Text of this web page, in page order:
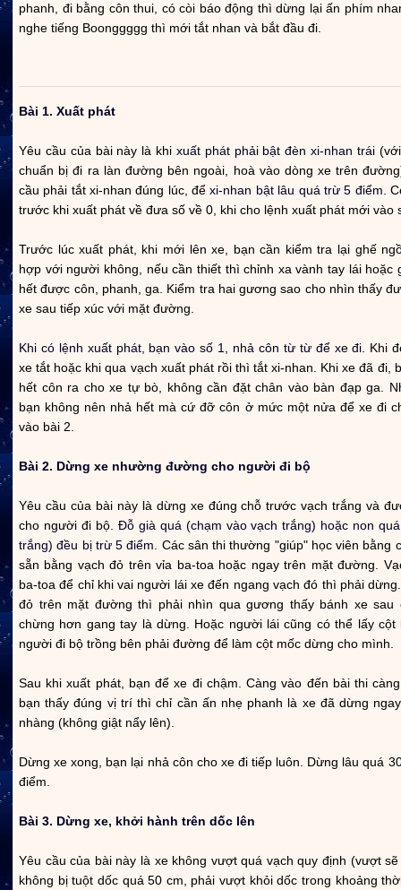
phanh, đi bằng côn thui, có còi báo động thì dừng lại ấn phím
nghe tiếng Boonggggg thì mới tắt nhan và bắt đầu đi.
Bài 1. Xuất phát
Yêu cầu của bài này là khi xuất phát phải bật đèn xi-nhan trái(với
chuẩn bị đi ra làn đường bên ngoài, hoà vào dòng xe trên
cầu phải tắt xi-nhan đúng lúc, đểxi-nhan bật lâu quá trừ 5 điểm .
trước khi xuất phát về đưa số về 0, khi cho lệnh xuất phát mới vào
Trước lúc xuất phát, khi mới lên xe, bạn cần kiểm tra lại ghế
hợp với người không, nếu cần thiết thì chỉnh xa vành tay lái hoặc
hết được côn, phanh, ga. Kiểm tra hai gương sao cho nhìn thấy
xe sau tiếp xúc với mặt đường.
Khi có lệnh xuất phát, bạn vào số 1, nhả côn từ từ để xe đi.
Khi
xe tắt hoặc khi qua vạch xuất phát rồi thì tắt xi-nhan. Khi xe đã đi,
hết côn ra cho xe tự bò, không cần đặt chân vào bàn đạp ga.
bạn không nên nhả hết mà cứ đỡ côn ở mức một nửa để xe đi
vào bài 2.
Bài 2. Dừng xe nhường đường cho người đi bộ
Yêu cầu của bài này là dừng xe đúng chỗ trước vạch trắng và
cho người đi bộ. Đỗ già quá (chạm vào vạch trắng) hoặc non
trắng) đều bị trừ 5 điểm.
Các sân thi thường "giúp" học viên bằng
sẵn bằng vạch đỏ trên vỉa ba-toa hoặc ngay trên mặt đường.
ba-toa để chỉ khi vai người lái xe đến ngang vạch đó thì phải
đỏ trên mặt đường thì phải nhìn qua gương thấy bánh xe sau
chừng hơn gang tay là dừng. Hoặc người lái cũng có thể lấy cột
người đi bộ trồng bên phải đường để làm cột mốc dừng cho mình.
Sau khi xuất phát, bạn để xe đi chậm. Càng vào đến bài thi
bạn thấy đúng vị trí thì chỉ cần ấn nhẹ phanh là xe đã dừng
nhàng (không giật nẩy lên).
Dừng xe xong, bạn lại nhả côn cho xe đi tiếp luôn. Dừng lâu quá
điểm.
Bài 3. Dừng xe, khởi hành trên dốc lên
Yêu cầu của bài này là xe không vượt quá vạch quy định (vượt
không bị tuột dốc quá 50 cm, phải vượt khỏi dốc trong khoảng